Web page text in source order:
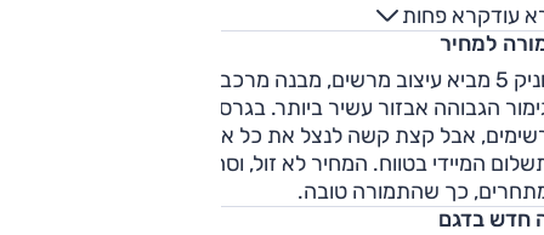
ומאוזנת, כשהיכולת בגרסת ההנעה הכפולה גבוהה יותר.
כרגיל ברכב חשמלי, אינם מדויקים ופעולתם אינה ברורה.
עודקרא פחות
למחיר
איוניק 5 מביא עיצוב מרשים, מבנה מרכב שימושי מאוד, וברמת
הגבוהה אבזור עשיר ביותר. בגרסת ההנעה הכפולה
אבל קצת קשה לנצל את כל אלה "עד הסוף" בגלל
המיידי בטווח. המחיר לא זול, וסה"כ דומה לזה של
כך שהתמורה טובה.
חדש בדגם